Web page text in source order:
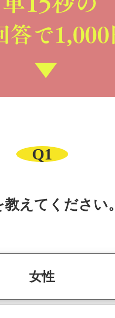
Q1
えてください。
女性